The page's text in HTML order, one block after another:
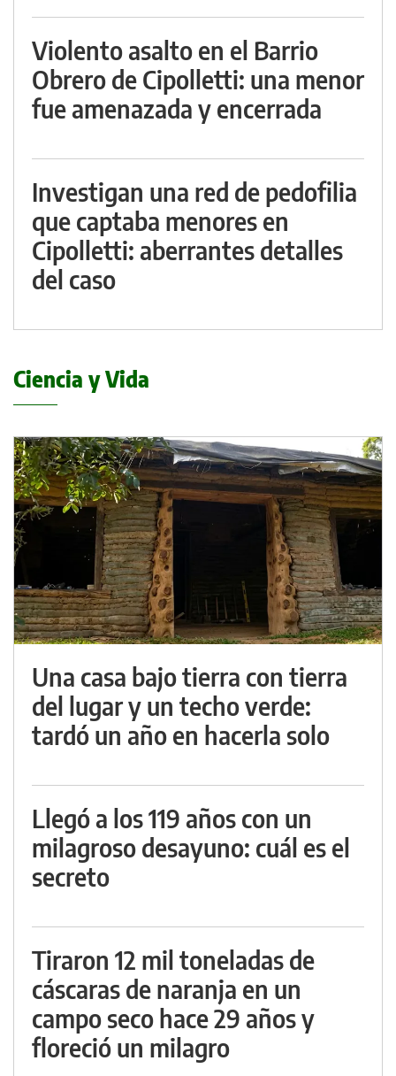
Violento asalto en el Barrio
Obrero de Cipolletti: una menor
fue amenazada y encerrada
Investigan una red de pedofilia
que captaba menores en
Cipolletti: aberrantes detalles
del caso
Ciencia y Vida
Una casa bajo tierra con tierra
del lugar y un techo verde:
tardó un año en hacerla solo
Llegó a los 119 años con un
milagroso desayuno: cuál es el
secreto
Tiraron 12 mil toneladas de
cáscaras de naranja en un
campo seco hace 29 años y
floreció un milagro